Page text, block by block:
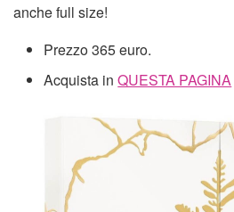
anche full size!
Prezzo 365 euro.
Acquista inQUESTA PAGINA